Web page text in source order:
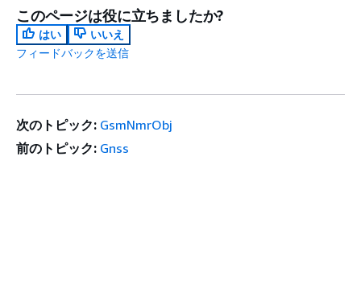
このページは役に立ちましたか?
はい
いいえ
フィードバックを送信
次のトピック: GsmNmrObj
前のトピック: Gnss